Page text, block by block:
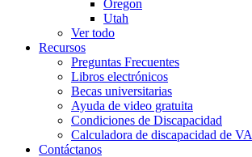
Oregon
Utah
Ver todo
Recursos
Preguntas Frecuentes
Libros electrónicos
Becas universitarias
Ayuda de video gratuita
Condiciones de Discapacidad
Calculadora de discapacidad de VA
Contáctanos